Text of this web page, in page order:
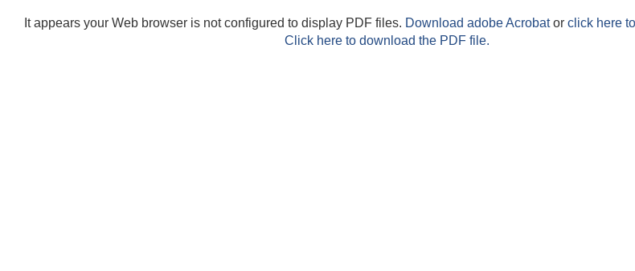
It appears your Web browser is not configured to display PDF files. Download adobe Acrobator click here
Click here to download the PDF file.